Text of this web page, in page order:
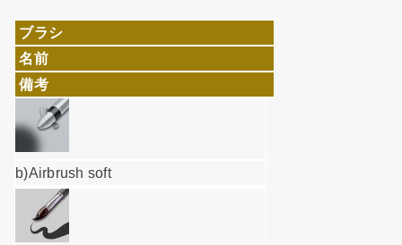
ブラシ
名前
備考
b)Airbrush soft